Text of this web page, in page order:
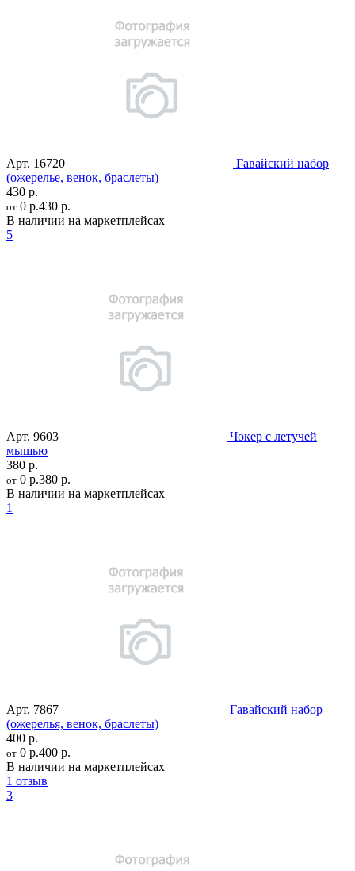
Арт. 16720
Гавайский набор
(ожерелье, венок, браслеты)
430 р.
от 0 р.430 р.
В наличии на маркетплейсах
5
Арт. 9603
Чокер с летучей
мышью
380 р.
от 0 р.380 р.
В наличии на маркетплейсах
1
Арт. 7867
Гавайский набор
(ожерелья, венок, браслеты)
400 р.
от 0 р.400 р.
В наличии на маркетплейсах
1 отзыв
3